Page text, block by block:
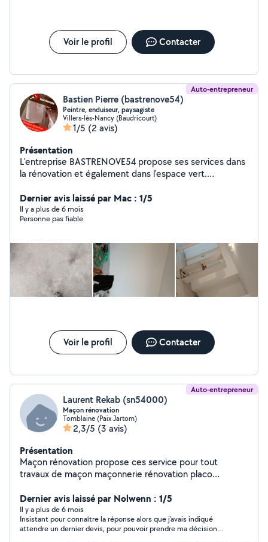
Voir le profil Contacter
Auto-entrepreneur
Bastien Pierre (bastrenove54)
Peintre, enduiseur, paysagiste
Villers-lès-Nancy (Baudricourt)
1/5 (2 avis)
Présentation
L'entreprise BASTRENOVE54 propose ses services dans
la rénovation et également dans l'espace vert.
ect.. Espace vert : tonte, débrouillage, taille,
aménagement de paysages, pose de gazon ect..
Dernier avis laissé par Mac : 1/5
Il y a plus de 6 mois
Personne pas fiable
Voir le profil Contacter
Auto-entrepreneur
Laurent Rekab (sn54000)
Maçon rénovation
Tomblaine (Paix Jartom)
2,3/5 (3 avis)
Présentation
Maçon rénovation propose ces service pour tout
travaux de maçon maçonnerie rénovation placo
Dernier avis laissé par Nolwenn : 1/5
Il y a plus de 6 mois
Insistant pour connaître la réponse alors que j’avais indiqué
attendre un dernier devis, pour pouvoir prendre ma décision